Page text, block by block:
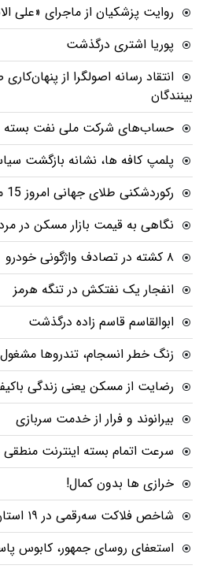
روایت پزشکیان از ماجرای «علی
پوریا اشتری درگذشت
انتقاد رسانه اصولگرا از
بینندگان
حساب‌های شرکت ملی نفت
پلمپ کافه ها، نشانه بازگشت
رکوردشکنی طلای جهانی امروز 15 مرداد
نگاهی به قیمت بازار مسکن در
۸ کشته در تصادف واژگونی خودرو
انفجار یک نفتکش در تنگه هرمز
ابوالقاسم قاسم زاده درگذشت
زنگ خطر انسجام، تندروها مشغول
رضایت از مسکن یعنی زندگی
بیرانوند و فرار از خدمت سربازی
سرعت اتمام بسته‌ اینترنت
خرازی ها بدون کمال!
شاخص فلاکت سه‌رقمی در ۱۹ استان
استعفای روسای جمهور، کابوس